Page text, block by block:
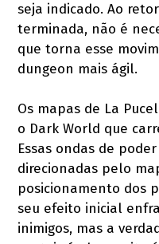
seja indicado. Ao
terminada, não é
que torna esse
dungeon mais ágil.
Os mapas de La
o Dark World que
Essas ondas de
direcionadas pelo
posicionamento dos
seu efeito inicial
inimigos, mas a